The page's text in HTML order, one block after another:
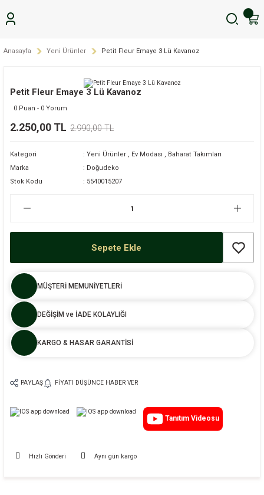
Anasayfa Yeni Ürünler Petit Fleur Emaye 3 Lü Kavanoz
Petit Fleur Emaye 3 Lü Kavanoz
0 Puan - 0 Yorum
2.250,00 TL 2.990,00 TL
Kategori Yeni Ürünler , Ev Modası , Baharat Takımları
Marka
Doğudeko
Stok Kodu
5540015207
Sepete Ekle
MÜŞTERİ MEMUNİYETLERİ
DEĞİŞİM ve İADE KOLAYLIĞI
KARGO & HASAR GARANTİSİ
PAYLAŞ FIYATI DÜŞÜNCE HABER VER
Tanıtım Videosu
Hızlı Gönderi Aynı gün kargo